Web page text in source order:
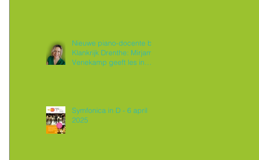
Nieuwe piano-docente bij
Klankrijk Drenthe: Mirjam
Venekamp geeft les in
Symfonica in D - 6 april
2025